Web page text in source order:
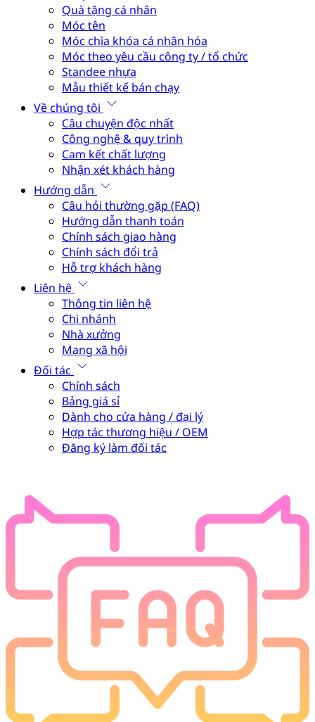
Quà tặng cá nhân
Móc tên
Móc chìa khóa cá nhân hóa
Móc theo yêu cầu công ty / tổ chức
Standee nhựa
Mẫu thiết kế bán chạy
Về chúng tôi
Câu chuyện độc nhất
Công nghệ & quy trình
Cam kết chất lượng
Nhận xét khách hàng
Hướng dẫn
Câu hỏi thường gặp (FAQ)
Hướng dẫn thanh toán
Chính sách giao hàng
Chính sách đổi trả
Hỗ trợ khách hàng
Liên hệ
Thông tin liên hệ
Chi nhánh
Nhà xưởng
Mạng xã hội
Đối tác
Chính sách
Bảng giá sỉ
Dành cho cửa hàng / đại lý
Hợp tác thương hiệu / OEM
Đăng ký làm đối tác